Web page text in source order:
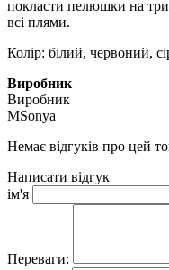
покласти пелюшки на
всі плями.
Колір: білий, червоний,
Виробник
Виробник
MSonya
Немає відгуків про цей
Написати відгук
ім'я
Переваги: